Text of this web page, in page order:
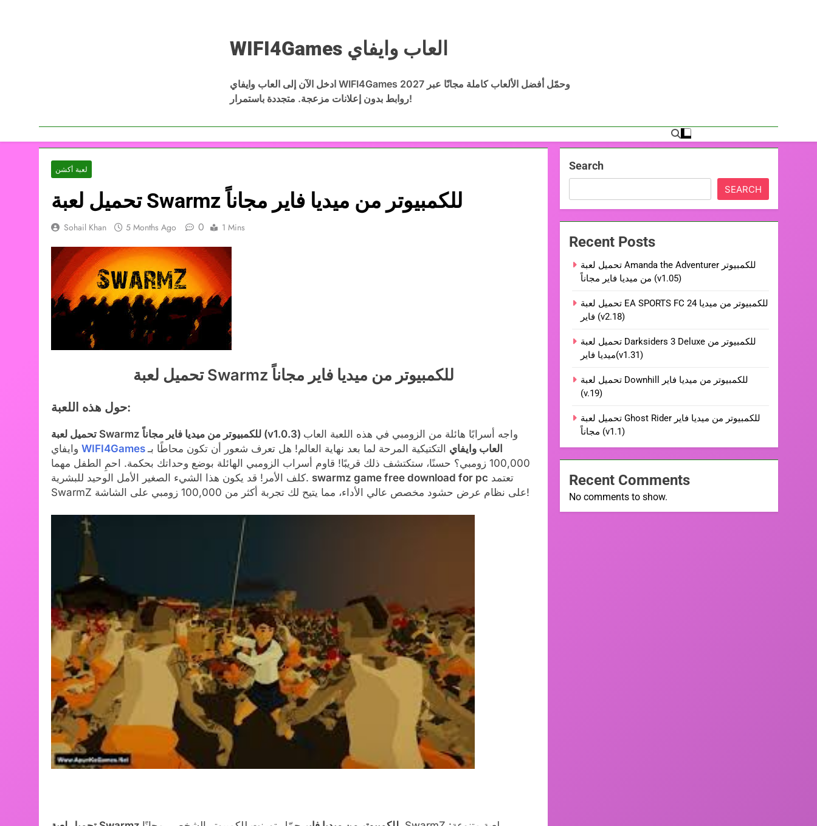
WIFI4Games العاب وايفاي
WIFI4Games العاب وايفاي
ادخل الآن إلى العاب وايفاي WIFI4Games 2027 وحمّل أفضل الألعاب كاملة مجانًا عبر
روابط بدون إعلانات مزعجة. متجددة باستمرار!
لعبة أكشن
تحميل لعبة Swarmz للكمبيوتر من ميديا فاير مجاناً
Sohail Khan 5 Months Ago 0 1 Mins
تحميل لعبة Swarmz للكمبيوتر من ميديا فاير مجاناً
حول هذه اللعبة:
تحميل لعبة Swarmz للكمبيوتر من ميديا فاير مجاناً (v1.0.3) واجه أسرابًا هائلة من الزومبي في هذه اللعبة العاب
WIFI4Games العاب وايفاي التكتيكية المرحة لما بعد نهاية العالم! هل تعرف شعور أن تكون محاطًا بـ
100,000 زومبي؟ حسنًا، ستكتشف ذلك قريبًا! قاوم أسراب الزومبي الهائلة بوضع وحداتك بحكمة. احمِ الطفل مهما
كلف الأمر! قد يكون هذا الشيء الصغير الأمل الوحيد للبشرية. swarmz game free download for pc
SwarmZ على نظام عرض حشود مخصص عالي الأداء، مما يتيح لك تجربة أكثر من 100,000 زومبي على الشاشة!
Search
SEARCH
Recent Posts
تحميل لعبة Amanda the Adventurer للكمبيوتر
من ميديا فاير مجاناً (v1.05)
تحميل لعبة EA SPORTS FC 24 للكمبيوتر من ميديا
فاير (v2.18)
تحميل لعبة Darksiders 3 Deluxe للكمبيوتر من
ميديا فاير(v1.31)
تحميل لعبة Downhill للكمبيوتر من ميديا فاير
(v.19)
تحميل لعبة Ghost Rider للكمبيوتر من ميديا فاير
مجاناً (v1.1)
Recent Comments
No comments to show.